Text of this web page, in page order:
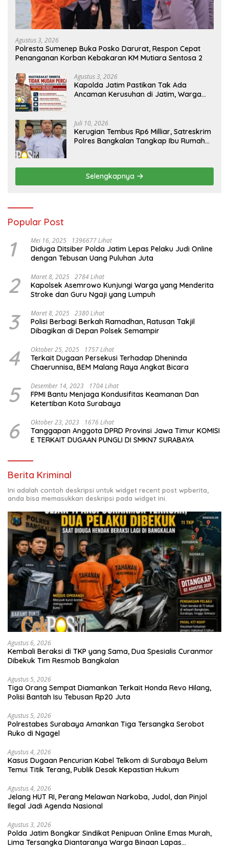
Agustus 3, 2026
Polresta Sumenep Buka Posko Darurat, Respon Cepat
Penanganan Korban Kebakaran KM Mutiara Sentosa 2
Agustus 3, 2026
Kapolda Jatim Pastikan Tak Ada
Ancaman Kerusuhan di Jatim, Warga
Juli 10, 2026
Kerugian Tembus Rp6 Milliar, Satreskrim
Polres Bangkalan Tangkap Ibu Rumah
Selengkapnya
Popular Post
1 Mei 16, 2025 1396677 Lihat
Diduga Ditsiber Polda Jatim Lepas Pelaku Judi Online
dengan Tebusan Uang Puluhan Juta
2 Maret 8, 2025 2784 Lihat
Kapolsek Asemrowo Kunjungi Warga yang Menderita
Stroke dan Guru Ngaji yang Lumpuh
3 Maret 8, 2025 2380 Lihat
Polisi Berbagi Berkah Ramadhan, Ratusan Takjil
Dibagikan di Depan Polsek Semampir
4 Oktober 25, 2025 1757 Lihat
Terkait Dugaan Persekusi Terhadap Dheninda
Chaerunnisa, BEM Malang Raya Angkat Bicara
5 Desember 14, 2023 1704 Lihat
FPMI Bantu Menjaga Kondusifitas Keamanan Dan
Ketertiban Kota Surabaya
6 Oktober 23, 2023 1676 Lihat
Tanggapan Anggota DPRD Provinsi Jawa Timur KOMISI
E TERKAIT DUGAAN PUNGLI DI SMKN7 SURABAYA
Berita Kriminal
Ini adalah contoh deskripsi untuk widget recent post wpberita,
anda bisa memasukkan deskripsi pada widget ini.
Agustus 6, 2026
Kembali Beraksi di TKP yang Sama, Dua Spesialis Curanmor
Dibekuk Tim Resmob Bangkalan
Agustus 5, 2026
Tiga Orang Sempat Diamankan Terkait Honda Revo Hilang,
Polisi Bantah Isu Tebusan Rp20 Juta
Agustus 5, 2026
Polrestabes Surabaya Amankan Tiga Tersangka Serobot
Ruko di Ngagel
Agustus 4, 2026
Kasus Dugaan Pencurian Kabel Telkom di Surabaya Belum
Temui Titik Terang, Publik Desak Kepastian Hukum
Agustus 4, 2026
Jelang HUT RI, Perang Melawan Narkoba, Judol, dan Pinjol
Ilegal Jadi Agenda Nasional
Agustus 3, 2026
Polda Jatim Bongkar Sindikat Penipuan Online Emas Murah,
Lima Tersangka Diantaranya Warga Binaan Lapas